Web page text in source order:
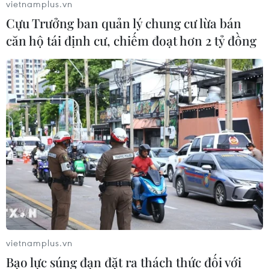
Bridgestone Việt Nam giới thiệu
dòng lốp hiệu suất cao thế hệ mới
Potenza
24/07/2026 06:46
Hà Nội xây dựng phương án hỗ trợ
người thu nhập thấp đổi xe máy cũ
24/07/2026 06:15
Hãng xe điện Polestar chính thức rút
lui khỏi thị trường Mỹ
21/07/2026 04:29
vietnamplus.vn
Cựu Trưởng ban quản lý chung cư lừa bán
căn hộ tái định cư, chiếm đoạt hơn 2 tỷ đồng
vietnamplus.vn
Bạo lực súng đạn đặt ra thách thức đối với